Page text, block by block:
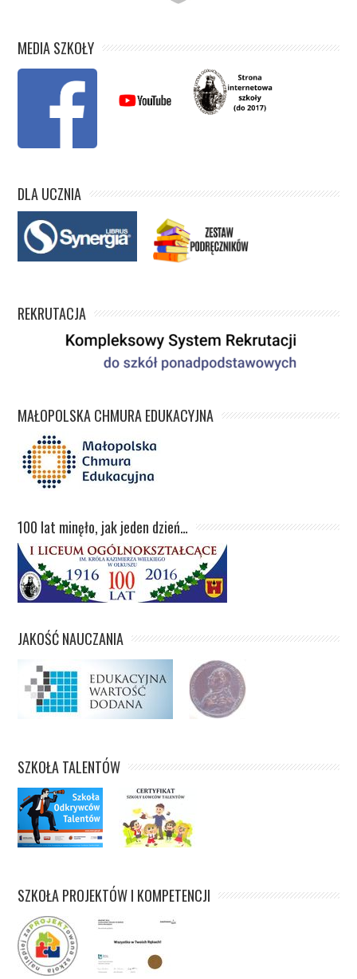
MEDIA SZKOŁY
DLA UCZNIA
REKRUTACJA
MAŁOPOLSKA CHMURA EDUKACYJNA
100 lat minęło, jak jeden dzień…
JAKOŚĆ NAUCZANIA
SZKOŁA TALENTÓW
SZKOŁA PROJEKTÓW I KOMPETENCJI